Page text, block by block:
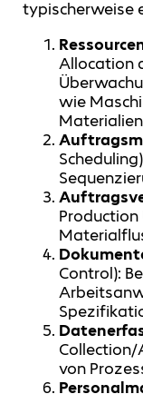
typischerweise
Allocation
wie
Materialien
Production
Control):
Collection/
von